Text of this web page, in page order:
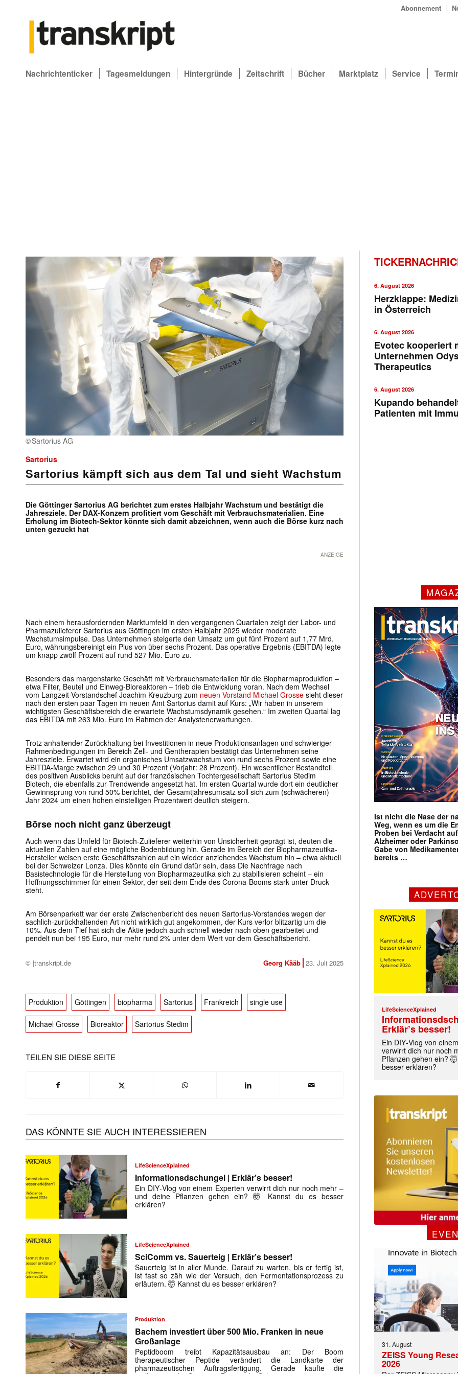
Abonnement
Nachrichtenticker Tagesmeldungen Hintergründe Zeitschrift Bücher Marktplatz Service
Sartorius AG
Sartorius
Sartorius kämpft sich aus dem Tal und sieht Wachstum
Die Göttinger Sartorius AG berichtet zum erstes Halbjahr Wachstum und bestätigt die
Jahresziele. Der DAX-Konzern profitiert vom Geschäft mit Verbrauchsmaterialien. Eine
Erholung im Biotech-Sektor könnte sich damit abzeichnen, wenn auch die Börse kurz nach
unten gezuckt hat
ANZEIGE
Nach einem herausfordernden Marktumfeld in den vergangenen Quartalen zeigt der Labor- und
Pharmazulieferer Sartorius aus Göttingen im ersten Halbjahr 2025 wieder moderate
Wachstumsimpulse. Das Unternehmen steigerte den Umsatz um gut fünf Prozent auf 1,77 Mrd.
Euro, währungsbereinigt ein Plus von über sechs Prozent. Das operative Ergebnis (EBITDA) legte
um knapp zwölf Prozent auf rund 527 Mio. Euro zu.
Besonders das margenstarke Geschäft mit Verbrauchsmaterialien für die Biopharmaproduktion –
etwa Filter, Beutel und Einweg-Bioreaktoren – trieb die Entwicklung voran. Nach dem Wechsel
vom Langzeit-Vorstandschef Joachim Kreuzburg zum neuen Vorstand Michael Grosse sieht dieser
nach den ersten paar Tagen im neuen Amt Sartorius damit auf Kurs: „Wir haben in unserem
wichtigsten Geschäftsbereich die erwartete Wachstumsdynamik gesehen.“ Im zweiten Quartal lag
das EBITDA mit 263 Mio. Euro im Rahmen der Analystenerwartungen.
Trotz anhaltender Zurückhaltung bei Investitionen in neue Produktionsanlagen und schwieriger
Rahmenbedingungen im Bereich Zell- und Gentherapien bestätigt das Unternehmen seine
Jahresziele. Erwartet wird ein organisches Umsatzwachstum von rund sechs Prozent sowie eine
EBITDA-Marge zwischen 29 und 30 Prozent (Vorjahr: 28 Prozent). Ein wesentlicher Bestandteil
des positiven Ausblicks beruht auf der französischen Tochtergesellschaft Sartorius Stedim
Biotech, die ebenfalls zur Trendwende angesetzt hat. Im ersten Quartal wurde dort ein deutlicher
Gewinnsprung von rund 50% berichtet, der Gesamtjahresumsatz soll sich zum (schwächeren)
Jahr 2024 um einen hohen einstelligen Prozentwert deutlich steigern.
Börse noch nicht ganz überzeugt
Auch wenn das Umfeld für Biotech-Zulieferer weiterhin von Unsicherheit geprägt ist, deuten die
aktuellen Zahlen auf eine mögliche Bodenbildung hin. Gerade im Bereich der Biopharmazeutika-
Hersteller weisen erste Geschäftszahlen auf ein wieder anziehendes Wachstum hin – etwa aktuell
bei der Schweizer Lonza. Dies könnte ein Grund dafür sein, dass Die Nachfrage nach
Basistechnologie für die Herstellung von Biopharmazeutika sich zu stabilisieren scheint – ein
Hoffnungsschimmer für einen Sektor, der seit dem Ende des Corona-Booms stark unter Druck
steht.
Am Börsenparkett war der erste Zwischenbericht des neuen Sartorius-Vorstandes wegen der
sachlich-zurückhaltenden Art nicht wirklich gut angekommen, der Kurs verlor blitzartig um die
10%. Aus dem Tief hat sich die Aktie jedoch auch schnell wieder nach oben gearbeitet und
pendelt nun bei 195 Euro, nur mehr rund 2% unter dem Wert vor dem Geschäftsbericht.
© |transkript.de Georg Kääb 23. Juli 2025
Produktion Göttingen biopharma Sartorius Frankreich single use
Michael Grosse Bioreaktor Sartorius Stedim
TEILEN SIE DIESE SEITE
DAS KÖNNTE SIE AUCH INTERESSIEREN
LifeScienceXplained
Informationsdschungel | Erklär’s besser!
Ein DIY‑Vlog von einem Experten verwirrt dich nur noch mehr –
und deine Pflanzen gehen ein? 🤯 Kannst du es besser
erklären?
LifeScienceXplained
SciComm vs. Sauerteig | Erklär’s besser!
Sauerteig ist in aller Munde. Darauf zu warten, bis er fertig ist,
ist fast so zäh wie der Versuch, den Fermentationsprozess zu
erläutern. 🤯 Kannst du es besser erklären?
Produktion
Bachem investiert über 500 Mio. Franken in neue
Großanlage
Peptidboom treibt Kapazitätsausbau an: Der Boom
therapeutischer Peptide verändert die Landkarte der
pharmazeutischen Auftragsfertigung. Gerade kaufte die
6. August 2026
Herzklappe:
in Österreich
6. August 2026
Evotec kooperiert
Unternehmen
Therapeutics
6. August 2026
Kupando
Patienten mit
Ist nicht die Nase der
Weg, wenn es um die
Proben bei Verdacht
Alzheimer oder
Gabe von
bereits …
LifeScienceXplained
Erklär’s besser!
Ein DIY‑Vlog von
verwirrt dich nur noch
Pflanzen gehen ein?
besser erklären?
31. August
ZEISS Young
2026